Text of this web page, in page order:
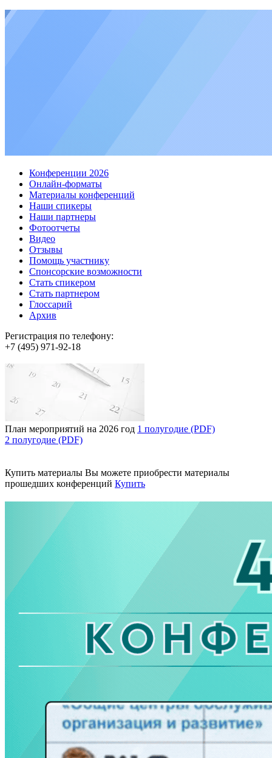
Конференции 2026
Онлайн-форматы
Материалы конференций
Наши спикеры
Наши партнеры
Фотоотчеты
Видео
Отзывы
Помощь участнику
Спонсорские возможности
Стать спикером
Стать партнером
Глоссарий
Архив
Регистрация по телефону:
+7 (495) 971-92-18
План мероприятий на 2026 год 1 полугодие (PDF)
2 полугодие (PDF)
Купить материалы Вы можете приобрести материалы
прошедших конференций Купить